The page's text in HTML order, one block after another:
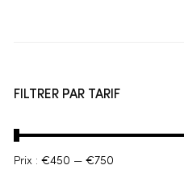
FILTRER PAR TARIF
Prix : €450 — €750